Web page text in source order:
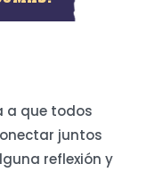
a que todos
juntos
reflexión y